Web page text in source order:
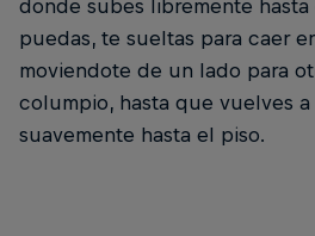
donde subes libremente
puedas, te sueltas para caer
moviendote de un lado para
columpio, hasta que vuelves
suavemente hasta el piso.